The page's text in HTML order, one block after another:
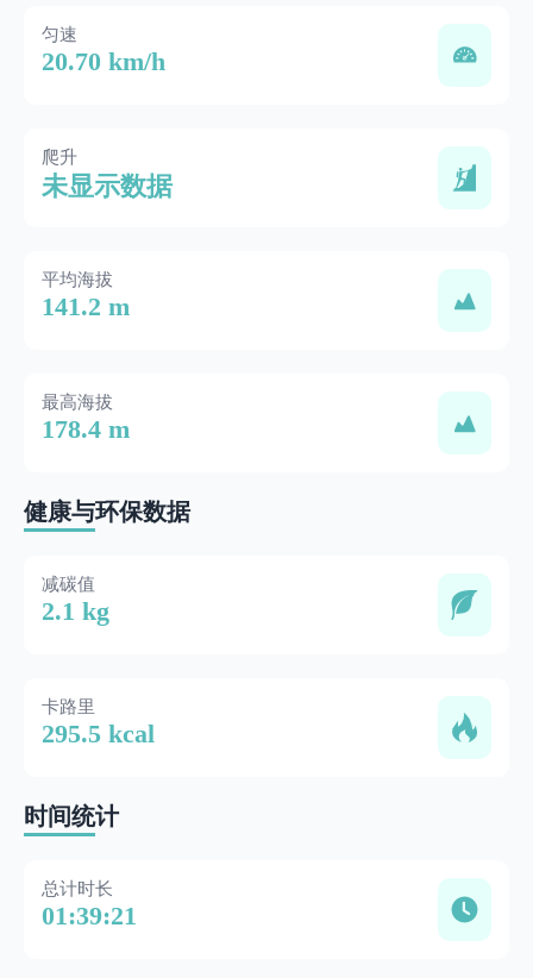
匀速
20.70 km/h
爬升
未显示数据
平均海拔
141.2 m
最高海拔
178.4 m
健康与环保数据
减碳值
2.1 kg
卡路里
295.5 kcal
时间统计
总计时长
01:39:21